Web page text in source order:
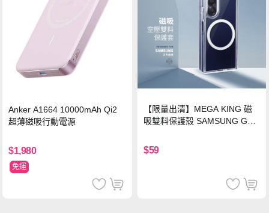
Anker A1664 10000mAh Qi2
超薄磁吸行動電源
$1,980
免運
【限量出清】MEGA KING 磁
吸雙料保護殼 SAMSUNG Gala
$59